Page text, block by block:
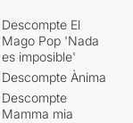
Descompte El
Mago Pop 'Nada
es imposible'
Descompte Ànima
Descompte
Mamma mia